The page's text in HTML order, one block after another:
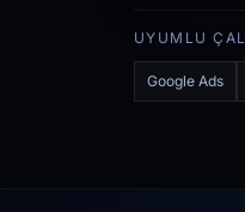
UYUMLU
Google Ads